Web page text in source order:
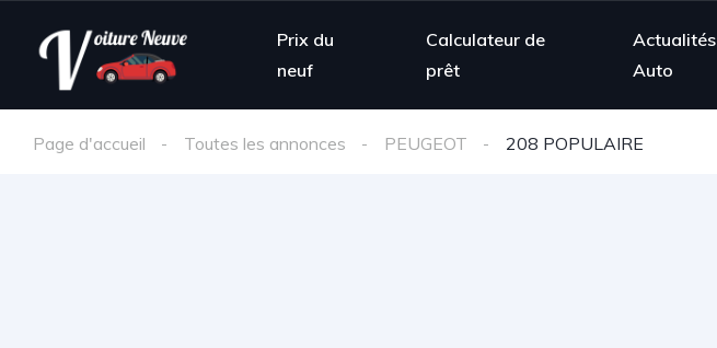
Prix du
neuf
Calculateur de
prêt
Actualités
Auto
Page d'accueil Toutes les annonces PEUGEOT 208 POPULAIRE